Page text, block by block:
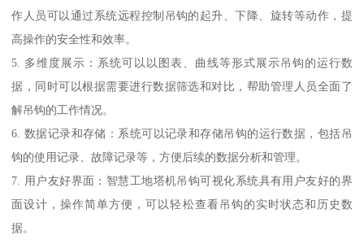
作人员可以通过系统远程控制吊钩的起升、下降、旋转等动作，提
高操作的安全性和效率。
5. 多维度展示：系统可以以图表、曲线等形式展示吊钩的运行数
据，同时可以根据需要进行数据筛选和对比，帮助管理人员全面了
解吊钩的工作情况。
6. 数据记录和存储：系统可以记录和存储吊钩的运行数据，包括吊
钩的使用记录、故障记录等，方便后续的数据分析和管理。
7. 用户友好界面：智慧工地塔机吊钩可视化系统具有用户友好的界
面设计，操作简单方便，可以轻松查看吊钩的实时状态和历史数
据。